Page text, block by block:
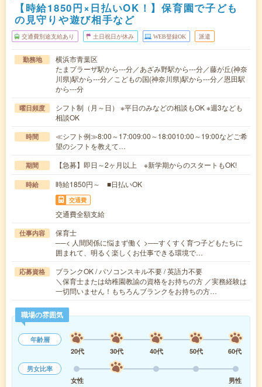
【時給1850円×日払いOK！】保育園で子ども
の見守りや遊び相手など
交通費別途支給あり 土日祝日が休み WEB登録OK 派遣
勤務地
横浜市青葉区
たまプラーザ駅から---分／あざみ野駅から---分／藤が丘(神奈
川県)駅から---分／こどもの国(神奈川県)駅から---分／恩田駅
から---分
曜日頻度
シフト制（月～日） ※平日のみなどの相談もOK ※週3なども
相談OK
時間
≪シフト例≫8:00～17:009:00～18:0010:00～19:00などご希
望のシフトを教えて…
期間 【急募】即日～2ヶ月以上 ※新学期からのスタートもOK!
時給 時給1850円～ ■日払いOK
交通費
交通費全額支給
仕事内容
保育士
──< 人間関係に悩まず働く >──すくすく育つ子どもたちに
囲まれて、明るく楽しくお仕事できる環境で…
応募資格
ブランクOK / パソコンスキル不要 / 英語力不要
＼保育士または幼稚園教諭の資格をお持ちの方 ／実務経験は
一切問いません！もちろんブランクをお持ちの方…
職場の雰囲気
年齢層
20代
30代 40代 50代
60代
男女比率
女性
男性